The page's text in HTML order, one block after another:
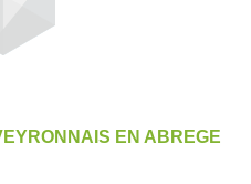
EN ABREGE